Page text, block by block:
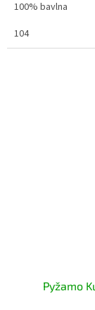
100% bavlna
104
Pyžamo